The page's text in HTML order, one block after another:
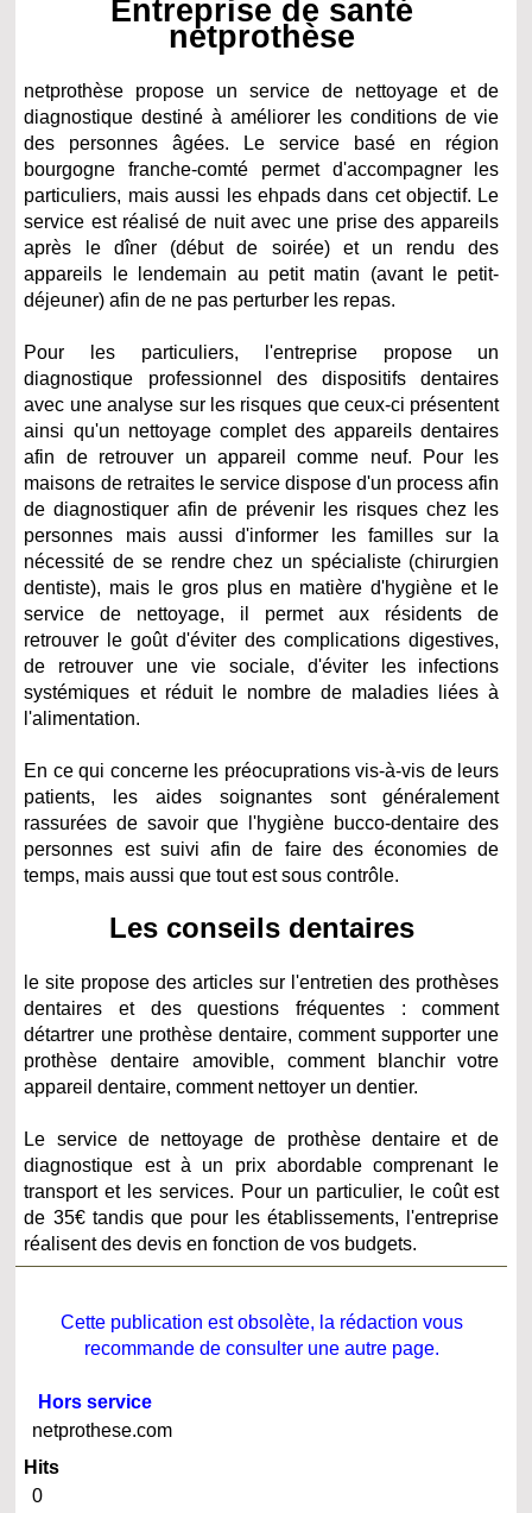
Entreprise de santé
netprothèse
netprothèse propose un service de nettoyage et de
diagnostique destiné à améliorer les conditions de vie
des personnes âgées. Le service basé en région
bourgogne franche-comté permet d'accompagner les
particuliers, mais aussi les ehpads dans cet objectif. Le
service est réalisé de nuit avec une prise des appareils
après le dîner (début de soirée) et un rendu des
appareils le lendemain au petit matin (avant le petit-
déjeuner) afin de ne pas perturber les repas.
Pour les particuliers, l'entreprise propose un
diagnostique professionnel des dispositifs dentaires
avec une analyse sur les risques que ceux-ci présentent
ainsi qu'un nettoyage complet des appareils dentaires
afin de retrouver un appareil comme neuf. Pour les
maisons de retraites le service dispose d'un process afin
de diagnostiquer afin de prévenir les risques chez les
personnes mais aussi d'informer les familles sur la
nécessité de se rendre chez un spécialiste (chirurgien
dentiste), mais le gros plus en matière d'hygiène et le
service de nettoyage, il permet aux résidents de
retrouver le goût d'éviter des complications digestives,
de retrouver une vie sociale, d'éviter les infections
systémiques et réduit le nombre de maladies liées à
l'alimentation.
En ce qui concerne les préocuprations vis-à-vis de leurs
patients, les aides soignantes sont généralement
rassurées de savoir que l'hygiène bucco-dentaire des
personnes est suivi afin de faire des économies de
temps, mais aussi que tout est sous contrôle.
Les conseils dentaires
le site propose des articles sur l'entretien des prothèses
dentaires et des questions fréquentes :comment
détartrer une prothèse dentaire,comment supporter une
prothèse dentaire amovible, comment blanchir votre
appareil dentaire,comment nettoyer un dentier.
Le service de nettoyage de prothèse dentaire et de
diagnostique est à un prix abordable comprenant le
transport et les services. Pour un particulier, le coût est
de 35€ tandis que pour les établissements, l'entreprise
réalisent des devis en fonction de vos budgets.
Cette publication est obsolète, la rédaction vous
recommande de consulter une autre page.
Hors service
netprothese.com
Hits
0